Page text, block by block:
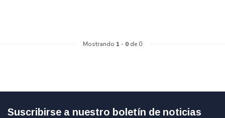
Mostrando 1 - 0 de 0
Suscribirse a nuestro boletín de noticias